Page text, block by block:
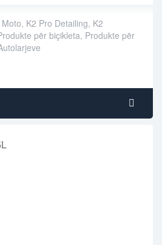
Moto, K2 Pro Detailing, K2
për biçikleta, Produkte për